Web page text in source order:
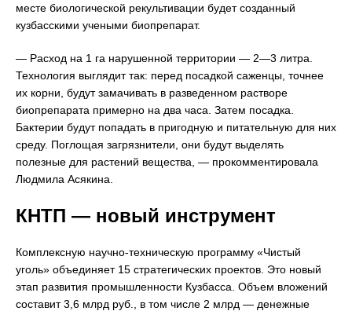
месте биологической рекультивации будет созданный
кузбасскими учеными биопрепарат.
— Расход на 1 га нарушенной территории — 2—3 литра.
Технология выглядит так: перед посадкой саженцы, точнее
их корни, будут замачивать в разведенном растворе
биопрепарата примерно на два часа. Затем посадка.
Бактерии будут попадать в пригодную и питательную для них
среду. Поглощая загрязнители, они будут выделять
полезные для растений вещества, — прокомментировала
Людмила Асякина.
КНТП — новый инструмент
Комплексную научно-техническую программу «Чистый
уголь» объединяет 15 стратегических проектов. Это новый
этап развития промышленности Кузбасса. Объем вложений
составит 3,6 млрд руб., в том числе 2 млрд — денежные